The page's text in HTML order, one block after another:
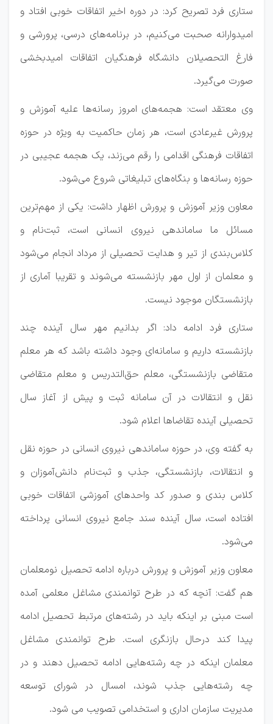
ستاری فرد تصریح کرد: در دوره اخیر اتفاقات خوبی افتاد و
امیدوارانه صحبت می‌کنیم، در برنامه‌های درسی، پرورشی و
فارغ التحصیلان دانشگاه فرهنگیان اتفاقات امیدبخشی
صورت می‌گیرد.
وی معتقد است: هجمه‌های امروز رسانه‌ها علیه آموزش و
پرورش غیرعادی است، هر زمان حاکمیت به ویژه در حوزه
اتفاقات فرهنگی اقدامی را رقم می‌زند، یک هجمه عجیبی در
حوزه رسانه‌ها و بنگاه‌های تبلیغاتی شروع می‌شود.
معاون وزیر آموزش و پرورش اظهار داشت: یکی از مهم‌ترین
مسائل ما ساماندهی نیروی انسانی است، ثبت‌نام و
کلاس‌بندی از تیر و هدایت تحصیلی از مرداد انجام می‌شود
و معلمان از اول مهر بازنشسته می‌شوند و تقریبا آماری از
بازنشستگان موجود نیست.
ستاری فرد ادامه داد: اگر بدانیم مهر سال آینده چند
بازنشسته داریم و سامانه‌ای وجود داشته باشد که هر معلم
متقاضی بازنشستگی، معلم حق‌التدریس و معلم متقاضی
نقل و انتقالات در آن سامانه ثبت و پیش از آغاز سال
تحصیلی آینده تقاضاها اعلام شود.
به گفته وی، در حوزه ساماندهی نیروی انسانی در حوزه نقل
و انتقالات، بازنشستگی، جذب و ثبت‌نام دانش‌آموزان و
کلاس بندی و صدور کد واحدهای آموزشی اتفاقات خوبی
افتاده است، سال آینده سند جامع نیروی انسانی پرداخته
می‌شود.
معاون وزیر آموزش و پرورش درباره ادامه تحصیل نومعلمان
هم گفت: آنچه که در طرح توانمندی مشاغل معلمی آمده
است مبنی بر اینکه باید در رشته‌های مرتبط تحصیل ادامه
پیدا کند درحال بازنگری است. طرح توانمندی مشاغل
معلمان اینکه در چه رشته‌هایی ادامه تحصیل دهند و در
چه رشته‌هایی جذب شوند، امسال در شورای توسعه
مدیریت سازمان اداری و استخدامی تصویب می شود.